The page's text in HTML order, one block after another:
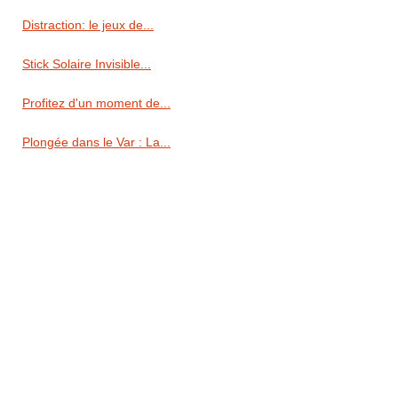
Distraction: le jeux de...
Stick Solaire Invisible...
Profitez d'un moment de...
Plongée dans le Var : La...